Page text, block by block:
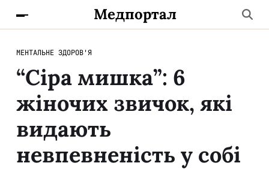
Медпортал
МЕНТАЛЬНЕ ЗДОРОВ'Я
“Сіра мишка”: 6
жіночих звичок, які
видають
невпевненість у собі